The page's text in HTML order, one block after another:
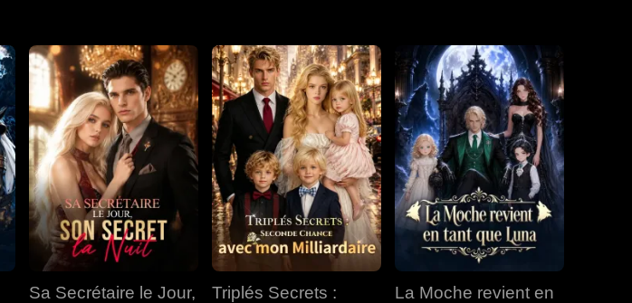
Sa Secrétaire le Jour,
Triplés Secrets :
La Moche revient en